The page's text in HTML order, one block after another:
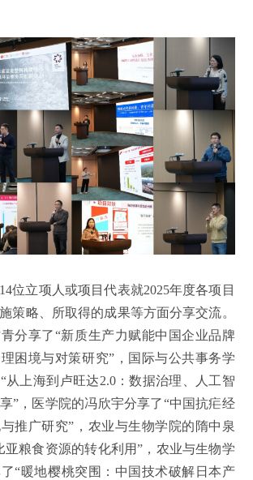
位立项人或项目代表就2025年度各项目
策略、所取得的成果等方面分享交流。
分享了“新质生产力赋能中国企业品牌
困境与对策研究”，国际与公共事务学
从上海到卢旺达2.0：数据治理、人工智
”，医学院的冯欣宇分享了“中国抗疟经
推广研究”，农业与生物学院的隋中泉
亚粮食资源的转化利用”，农业与生物学
“暖地樱桃突围：中国技术破解日本产